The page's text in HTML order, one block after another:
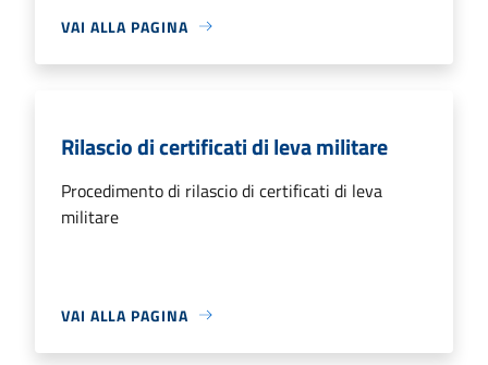
VAI ALLA PAGINA
Rilascio di certificati di leva militare
Procedimento di rilascio di certificati di leva
militare
VAI ALLA PAGINA